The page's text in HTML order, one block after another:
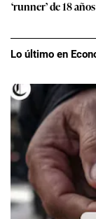
‘runner’ de 18
Lo último en